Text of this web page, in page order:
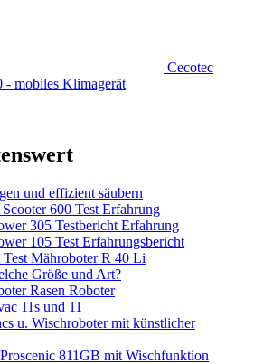
Cecotec
- mobiles Klimagerät
und effizient säubern
600 Test Erfahrung
305 Testbericht Erfahrung
105 Test Erfahrungsbericht
Mähroboter R 40 Li
Größe und Art?
Rasen Roboter
11s und 11
u. Wischroboter mit künstlicher
811GB mit Wischfunktion